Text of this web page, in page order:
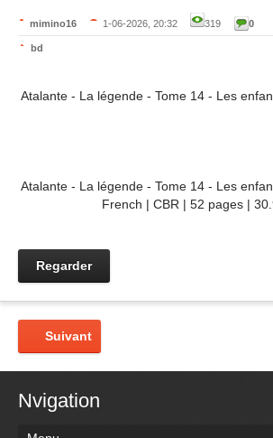
mimino16 1-06-2026, 20:32 319 0
bd
Atalante - La légende - Tome 14 - Les
Atalante - La légende - Tome 14 - Les
French | CBR | 52 pages |
Regarder
Suivant
Nvigation